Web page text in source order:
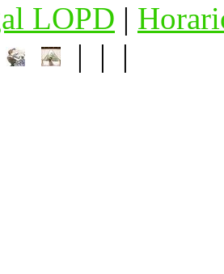
LOPD |
| | |